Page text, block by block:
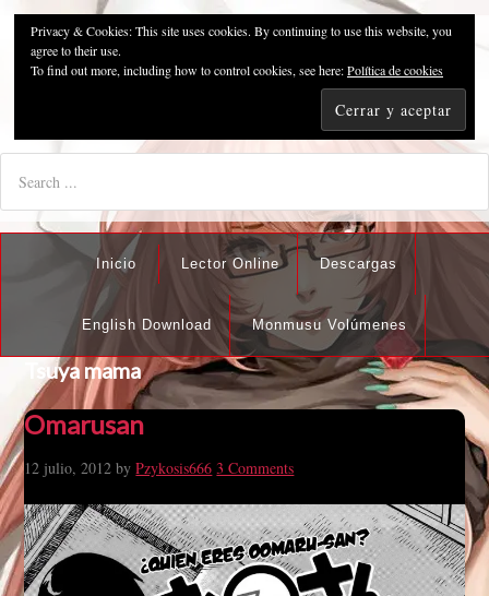
Pzykosis666HFansub
"I'm the best there is at what I do, but what I do best isn't very
Inicio Lector Online Descargas
English Download Monmusu Volúmenes
Tsuya mama
Omarusan
12 julio, 2012 byPzykosis666 3 Comments
Privacy & Cookies: This site uses cookies. By continuing to use this website, you
agree to their use.
To find out more, including how to control cookies, see here:Política de cookies